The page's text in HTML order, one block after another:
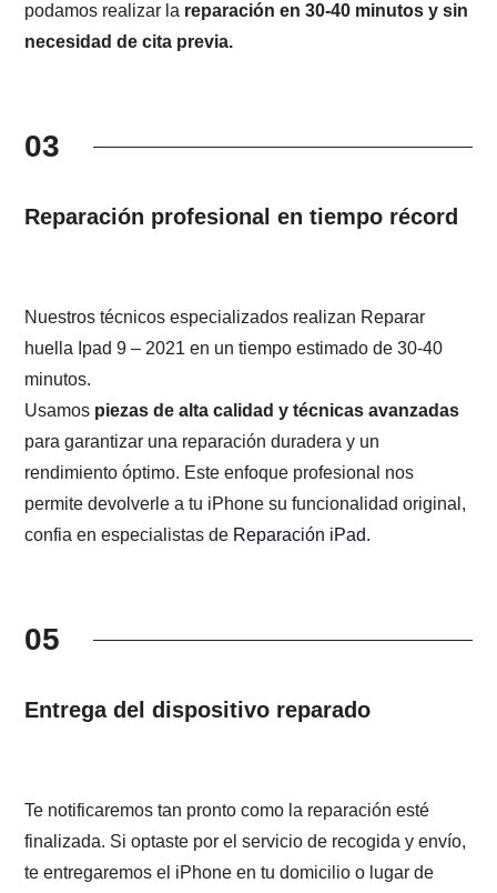
podamos realizar la reparación en 30-40 minutos y sin
necesidad de cita previa.
03
Reparación profesional en tiempo récord
Nuestros técnicos especializados realizan Reparar
huella Ipad 9 – 2021 en un tiempo estimado de 30-40
minutos.
Usamos piezas de alta calidad y técnicas avanzadas
para garantizar una reparación duradera y un
rendimiento óptimo. Este enfoque profesional nos
permite devolverle a tu iPhone su funcionalidad original,
confia en especialistas de Reparación iPad.
05
Entrega del dispositivo reparado
Te notificaremos tan pronto como la reparación esté
finalizada. Si optaste por el servicio de recogida y envío,
te entregaremos el iPhone en tu domicilio o lugar de